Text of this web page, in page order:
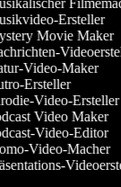
Ersteller
Movie Maker
Video-Maker
Ersteller
Video-Ersteller
Video Maker
Video-Editor
Video-Macher